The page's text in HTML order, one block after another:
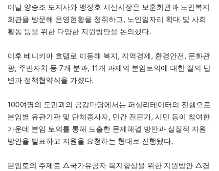
이날 양승조 도지사와 맹정호 서산시장은 보훈회관과 노인복지
회관을 방문해 운영현황을 청취하고, 노인일자리 확대 및 사회
활동 등을 위한 다양한 지원방안을 논의했다.
이후 베니키아 호텔로 이동해 복지, 지역경제, 환경안전, 문화관
광, 주민자치 등 7개 분과, 11개 과제의 분임토의에 대한 질의 답
변과 정책협약식을 가졌다.
100여명의 도민과의 공감마당에서는 퍼실리테이터의 진행으로
분임별 유관기관 및 단체종사자, 민간 전문가, 시민 등이 참여한
가운데 분임 토의를 통해 도출한 문제해결 방안과 실질적 지원
방안을 발표하고 지원을 요청하는 형태로 진행됐다.
분임토의 주제로 △국가유공자 복지향상을 위한 지원방안 △경